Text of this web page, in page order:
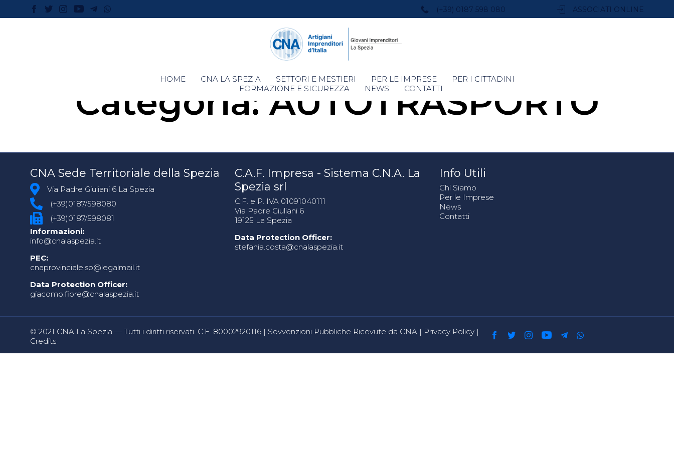
(+39) 0187 598 080 ASSOCIATI ONLINE
Skip
to
HOME CNA LA SPEZIA SETTORI E MESTIERI PER LE IMPRESE
PER I CITTADINI
FORMAZIONE E SICUREZZA
NEWS CONTATTI
Categoria:AUTOTRASPORTO
CNA Sede Territoriale della Spezia
Via Padre Giuliani 6 La Spezia
(+39)0187/598080
(+39)0187/598081
Informazioni:
info@cnalaspezia.it
PEC:
cnaprovinciale.sp@legalmail.it
Data Protection Officer:
giacomo.fiore@cnalaspezia.it
C.A.F. Impresa - Sistema C.N.A. La
Spezia srl
C.F. e P. IVA 01091040111
Via Padre Giuliani 6
19125 La Spezia
Data Protection Officer:
stefania.costa@cnalaspezia.it
Info Utili
Chi Siamo
Per le Imprese
News
Contatti
© 2021 CNA La Spezia — Tutti i diritti riservati. C.F. 80002920116 | Sovvenzioni Pubbliche Ricevute da CNA | Privacy Policy |
Credits